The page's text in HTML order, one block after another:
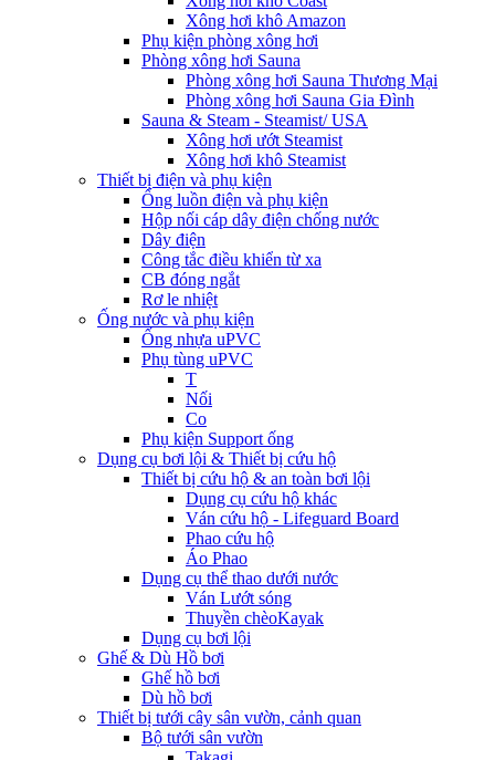
Xông hơi khô Amazon
Phụ kiện phòng xông hơi
Phòng xông hơi Sauna
Phòng xông hơi Sauna Thương Mại
Phòng xông hơi Sauna Gia Đình
Sauna & Steam - Steamist/ USA
Xông hơi ướt Steamist
Xông hơi khô Steamist
Thiết bị điện và phụ kiện
Ống luồn điện và phụ kiện
Hộp nối cáp dây điện chống nước
Dây điện
Công tắc điều khiển từ xa
CB đóng ngắt
Rơ le nhiệt
Ống nước và phụ kiện
Ống nhựa uPVC
Phụ tùng uPVC
T
Nối
Co
Phụ kiện Support ống
Dụng cụ bơi lội & Thiết bị cứu hộ
Thiết bị cứu hộ & an toàn bơi lội
Dụng cụ cứu hộ khác
Ván cứu hộ - Lifeguard Board
Phao cứu hộ
Áo Phao
Dụng cụ thể thao dưới nước
Ván Lướt sóng
Thuyền chèoKayak
Dụng cụ bơi lội
Ghế & Dù Hồ bơi
Ghế hồ bơi
Dù hồ bơi
Thiết bị tưới cây sân vườn, cảnh quan
Bộ tưới sân vườn